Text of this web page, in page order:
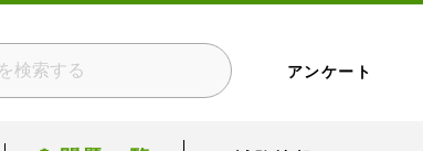
アンケート